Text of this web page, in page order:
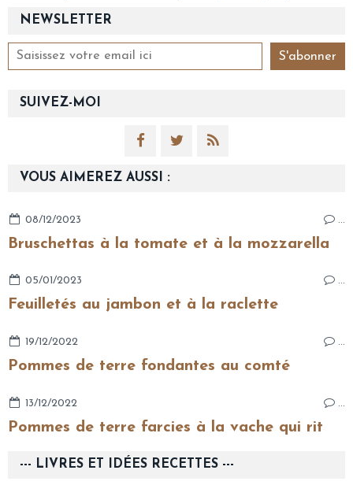
NEWSLETTER
SUIVEZ-MOI
VOUS AIMEREZ AUSSI :
08/12/2023 …
Bruschettas à la tomate et à la mozzarella
05/01/2023 …
Feuilletés au jambon et à la raclette
19/12/2022 …
Pommes de terre fondantes au comté
13/12/2022 …
Pommes de terre farcies à la vache qui rit
--- LIVRES ET IDÉES RECETTES ---